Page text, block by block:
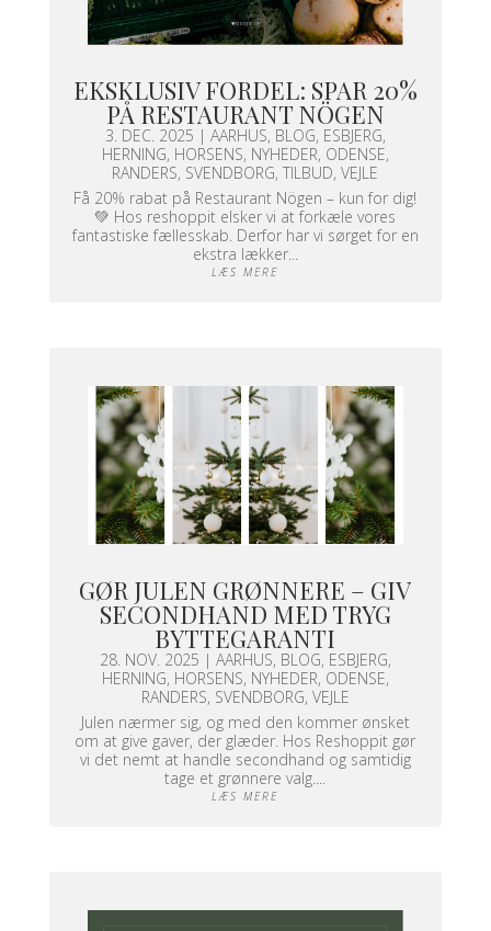
EKSKLUSIV FORDEL: SPAR 20%
PÅ RESTAURANT NÖGEN
3. DEC. 2025 | AARHUS, BLOG, ESBJERG,
HERNING, HORSENS, NYHEDER, ODENSE,
RANDERS, SVENDBORG,TILBUD,VEJLE
Få 20% rabat på Restaurant Nögen – kun for dig!
💚 Hos reshoppit elsker vi at forkæle vores
fantastiske fællesskab. Derfor har vi sørget for en
ekstra lækker...
LÆS MERE
GØR JULEN GRØNNERE – GIV
SECONDHAND MED TRYG
BYTTEGARANTI
28. NOV. 2025 | AARHUS, BLOG, ESBJERG,
HERNING, HORSENS, NYHEDER, ODENSE,
RANDERS, SVENDBORG, VEJLE
Julen nærmer sig, og med den kommer ønsket
om at give gaver, der glæder. Hos Reshoppit gør
vi det nemt at handle secondhand og samtidig
tage et grønnere valg....
LÆS MERE